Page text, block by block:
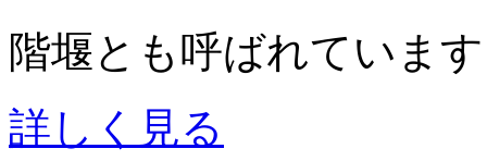
階堰とも呼ばれていま
詳しく見る